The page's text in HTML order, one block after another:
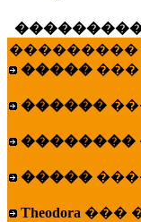
����������-
���������
�����
������
��������
�����
Theodora ���